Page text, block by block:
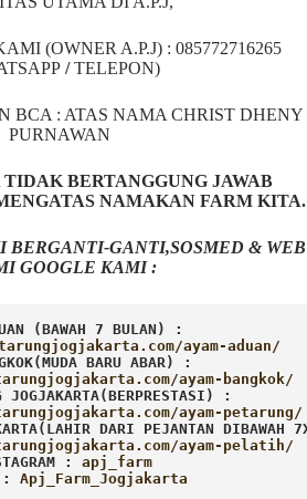
(OWNER A.P.J) : 085772716265
/TELEPON)
BCA : ATAS NAMA CHRIST DHENY
PURNAWAN
BERTANGGUNG JAWAB
NAMAKAN FARM KITA.
BERGANTI-GANTI,SOSMED & WEB
GOOGLE KAMI :
(BAWAH 7 BULAN) :
BARU ABAR) :
JOGJAKARTA(BERPRESTASI) :
DARI PEJANTAN DIBAWAH
:
: Apj_Farm_Jogjakarta